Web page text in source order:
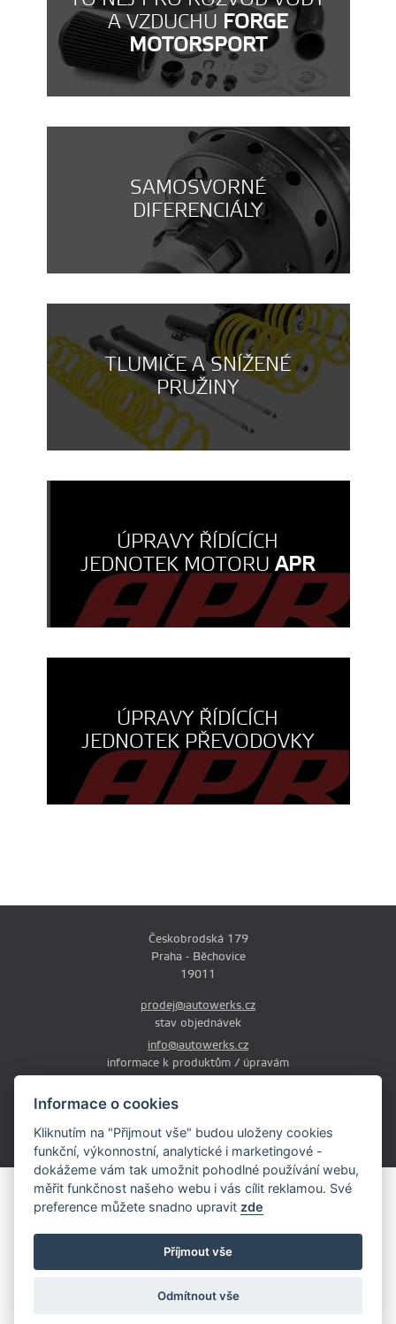
Informace o cookies
Kliknutím na "Přijmout vše" budou uloženy cookies
funkční, výkonnostní, analytické i marketingové -
dokážeme vám tak umožnit pohodlné používání webu,
měřit funkčnost našeho webu i vás cílit reklamou. Své
preference můžete snadno upravit zde
Příjmout vše
Odmítnout vše
A VZDUCHU FORGE
MOTORSPORT
SAMOSVORNÉ
DIFERENCIÁLY
TLUMIČE A SNÍŽENÉ
PRUŽINY
ÚPRAVY ŘÍDÍCÍCH
JEDNOTEK MOTORUAPR
ÚPRAVY ŘÍDÍCÍCH
JEDNOTEK PŘEVODOVKY
Českobrodská 179
Praha - Běchovice
19011
prodej@autowerks.cz
stav objednávek
info@autowerks.cz
informace k produktům / úpravám
Pá: 9:00-12:00 a 13:00-16:00
Obsah stránek je majetkem provozovatele. Kopírování, zveřejňování
textů či fotografii je povoleno pouze s jeho souhlasem.
Copyright © 2026 AutoWerks.cz
Všechna práva vyhrazena